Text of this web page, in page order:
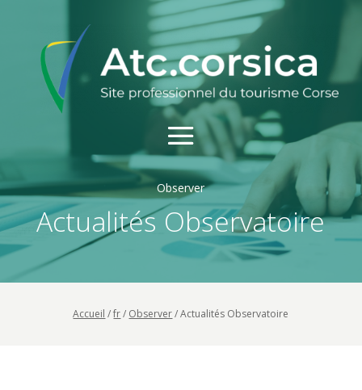
Observer
Actualités Observatoire
Accueil /fr/ Observer/Actualités Observatoire